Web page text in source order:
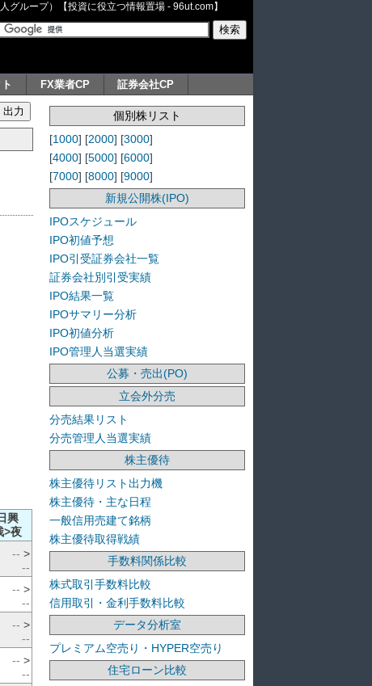
グループ）【投資に役立つ情報置場 - 96ut.com】
FX業者CP 証券会社CP
興
>夜
-- >
--
-- >
--
-- >
--
-- >
--
個別株リスト
[1000] [2000] [3000]
[4000] [5000] [6000]
[7000] [8000] [9000]
新規公開株(IPO)
IPOスケジュール
IPO初値予想
IPO引受証券会社一覧
証券会社別引受実績
IPO結果一覧
IPOサマリー分析
IPO初値分析
IPO管理人当選実績
公募・売出(PO)
立会外分売
分売結果リスト
分売管理人当選実績
株主優待
株主優待リスト出力機
株主優待・主な日程
一般信用売建て銘柄
株主優待取得戦績
手数料関係比較
株式取引手数料比較
信用取引・金利手数料比較
データ分析室
プレミアム空売り・HYPER空売り
住宅ローン比較